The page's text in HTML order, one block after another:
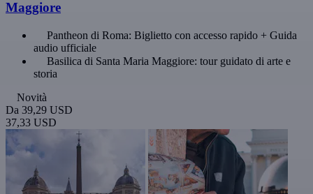
Maggiore
Pantheon di Roma: Biglietto con accesso rapido + Guida
audio ufficiale
Basilica di Santa Maria Maggiore: tour guidato di arte e
storia
Novità
Da 39,29 USD
37,33 USD